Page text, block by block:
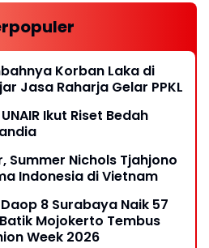
Korban Laka di
Jasa Raharja Gelar PPKL
Ikut Riset Bedah
Summer Nichols Tjahjono
Indonesia di Vietnam
Daop 8 Surabaya Naik 57
Batik Mojokerto Tembus
Week 2026